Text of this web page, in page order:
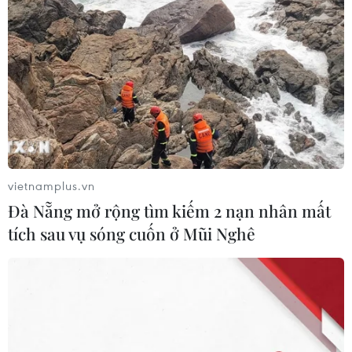
thương tích giai đoạn 2026-2030
04/08/2026 07:41
Hệ thống y tế đa cực, đưa y tế đến
gần dân
04/08/2026 04:55
Bộ Y tế đề xuất 8 nhóm chính sách
trong sửa đổi Luật hiến, ghép mô,
vietnamplus.vn
Đà Nẵng mở rộng tìm kiếm 2 nạn nhân mất
tích sau vụ sóng cuốn ở Mũi Nghê